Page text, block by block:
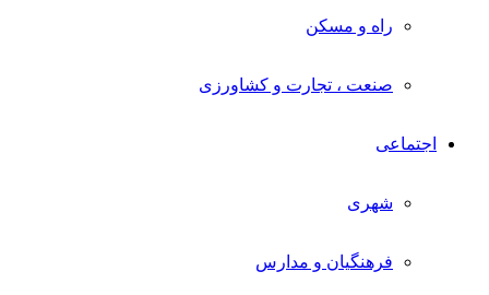
راه و مسکن
صنعت ، تجارت و کشاورزی
اجتماعی
شهری
فرهنگیان و مدارس